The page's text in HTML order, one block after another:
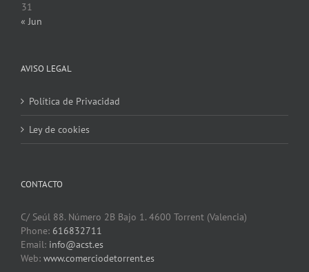
31
« Jun
AVISO LEGAL
Política de Privacidad
Ley de cookies
CONTACTO
C/ Seúl 88. Número 2B Bajo 1. 4600 Torrent (Valencia)
Phone: 616832711
Email: info@acst.es
Web: www.comerciodetorrent.es